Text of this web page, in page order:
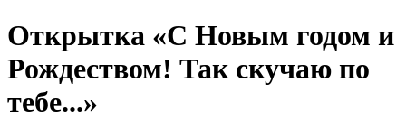
Открытка «С Новым годом и
Рождеством! Так скучаю по
тебе...»